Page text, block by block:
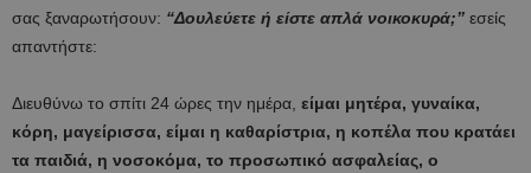
σας ξαναρωτήσουν: “Δουλεύετε ή είστε απλά νοικοκυρά;” εσείς
απαντήστε:
Διευθύνω το σπίτι 24 ώρες την ημέρα, είμαι μητέρα, γυναίκα,
κόρη, μαγείρισσα, είμαι η καθαρίστρια, η κοπέλα που κρατάει
τα παιδιά, η νοσοκόμα, το προσωπικό ασφαλείας, ο